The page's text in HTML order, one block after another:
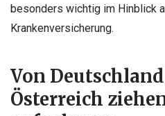
besonders wichtig im Hinblick
Krankenversicherung.
Von
Österreich